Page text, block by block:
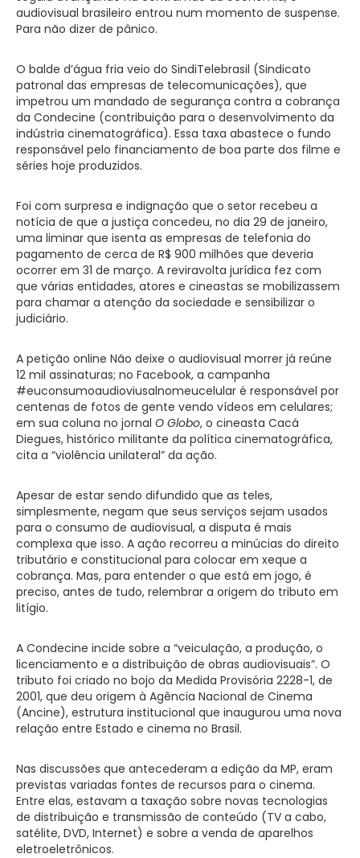
audiovisual brasileiro entrou num momento de suspense.
Para não dizer de pânico.
O balde d’água fria veio do SindiTelebrasil (Sindicato
patronal das empresas de telecomunicações), que
impetrou um mandado de segurança contra a cobrança
da Condecine (contribuição para o desenvolvimento da
indústria cinematográfica). Essa taxa abastece o fundo
responsável pelo financiamento de boa parte dos filme e
séries hoje produzidos.
Foi com surpresa e indignação que o setor recebeu a
notícia de que a justiça concedeu, no dia 29 de janeiro,
uma liminar que isenta as empresas de telefonia do
pagamento de cerca de R$ 900 milhões que deveria
ocorrer em 31 de março. A reviravolta jurídica fez com
que várias entidades, atores e cineastas se mobilizassem
para chamar a atenção da sociedade e sensibilizar o
judiciário.
A petição online Não deixe o audiovisual morrer já reúne
12 mil assinaturas; no Facebook, a campanha
#euconsumoaudioviusalnomeucelular é responsável por
centenas de fotos de gente vendo vídeos em celulares;
em sua coluna no jornal O Globo, o cineasta Cacá
Diegues, histórico militante da política cinematográfica,
cita a “violência unilateral” da ação.
Apesar de estar sendo difundido que as teles,
simplesmente, negam que seus serviços sejam usados
para o consumo de audiovisual, a disputa é mais
complexa que isso. A ação recorreu a minúcias do direito
tributário e constitucional para colocar em xeque a
cobrança. Mas, para entender o que está em jogo, é
preciso, antes de tudo, relembrar a origem do tributo em
litígio.
A Condecine incide sobre a “veiculação, a produção, o
licenciamento e a distribuição de obras audiovisuais”. O
tributo foi criado no bojo da Medida Provisória 2228-1, de
2001, que deu origem à Agência Nacional de Cinema
(Ancine), estrutura institucional que inaugurou uma nova
relação entre Estado e cinema no Brasil.
Nas discussões que antecederam a edição da MP, eram
previstas variadas fontes de recursos para o cinema.
Entre elas, estavam a taxação sobre novas tecnologias
de distribuição e transmissão de conteúdo (TV a cabo,
satélite, DVD, Internet) e sobre a venda de aparelhos
eletroeletrônicos.